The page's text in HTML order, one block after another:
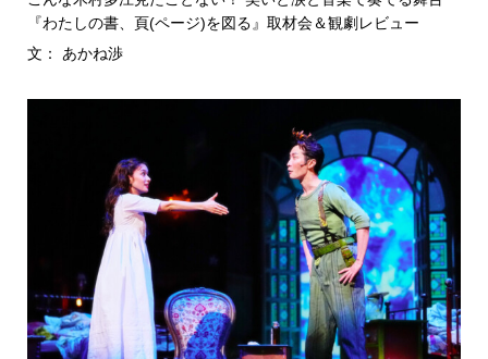
『わたしの書、頁(ページ)を図る』取材会＆観劇レビュー
文： あかね渉